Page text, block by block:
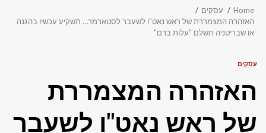
Home
עסקים
האזהרה המצמררת של ראש נאט"ו לשעבר לסטארמר… תשקיע עכשיו בהגנה
או שבריטניה תשלם "עלות בדם"
עסקים
האזהרה המצמררת
של ראש נאט"ו לשעבר